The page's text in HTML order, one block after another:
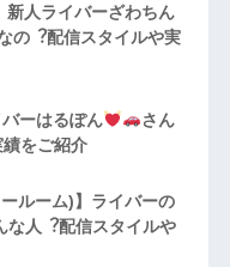
新人ライバーざわちん
の︖配信スタイルや実
ーはるぽん
さん
をご紹介
ルーム)】ライバーの
な人︖配信スタイルや